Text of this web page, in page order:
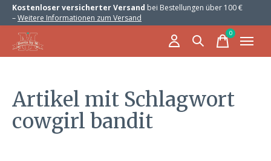
Kostenloser versicherter Versand bei Bestellungen über 100 €
–Weitere Informationen zum Versand
0items
Artikel mit Schlagwort
cowgirl bandit